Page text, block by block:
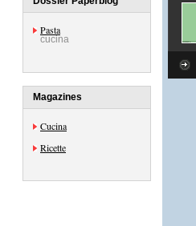
Pasta
cucina
Magazines
Cucina
Ricette